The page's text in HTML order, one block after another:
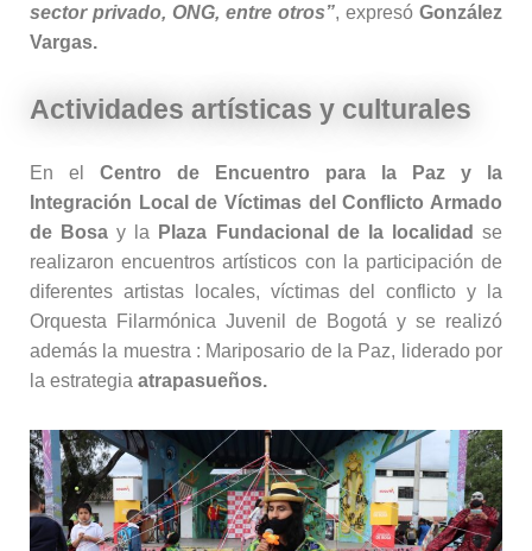
sector privado, ONG, entre otros”, expresó González
Vargas.
Actividades artísticas y culturales
En el Centro de Encuentro para la Paz y la
Integración Local de Víctimas del Conflicto Armado
de Bosa y la Plaza Fundacional de la localidad se
realizaron encuentros artísticos con la participación de
diferentes artistas locales, víctimas del conflicto y la
Orquesta Filarmónica Juvenil de Bogotá y se realizó
además la muestra : Mariposario de la Paz, liderado por
la estrategia atrapasueños.